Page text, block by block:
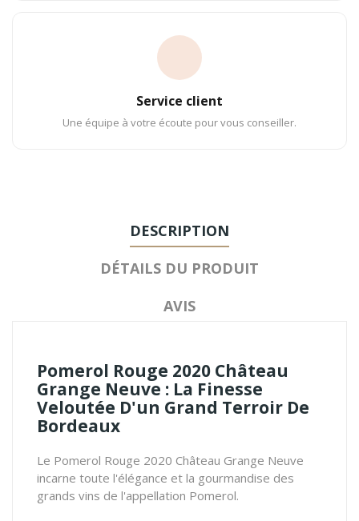
Service client
Une équipe à votre écoute pour vous conseiller.
DESCRIPTION
DÉTAILS DU PRODUIT
AVIS
Pomerol Rouge 2020 Château
Grange Neuve : La Finesse
Veloutée D'un Grand Terroir De
Bordeaux
Le Pomerol Rouge 2020 Château Grange Neuve
incarne toute l'élégance et la gourmandise des
grands vins de l'appellation Pomerol.